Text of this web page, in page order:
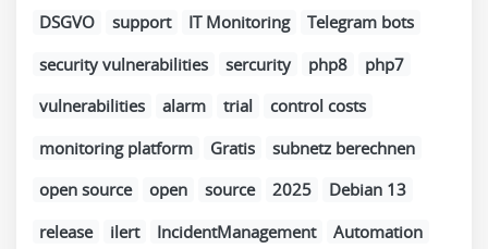
DSGVO
support IT Monitoring
Telegram bots
security vulnerabilities
sercurity php8
php7
vulnerabilities
alarm trial
control costs
monitoring platform
Gratis
subnetz berechnen
open source
open source 2025
Debian 13
release
ilert IncidentManagement
Automation